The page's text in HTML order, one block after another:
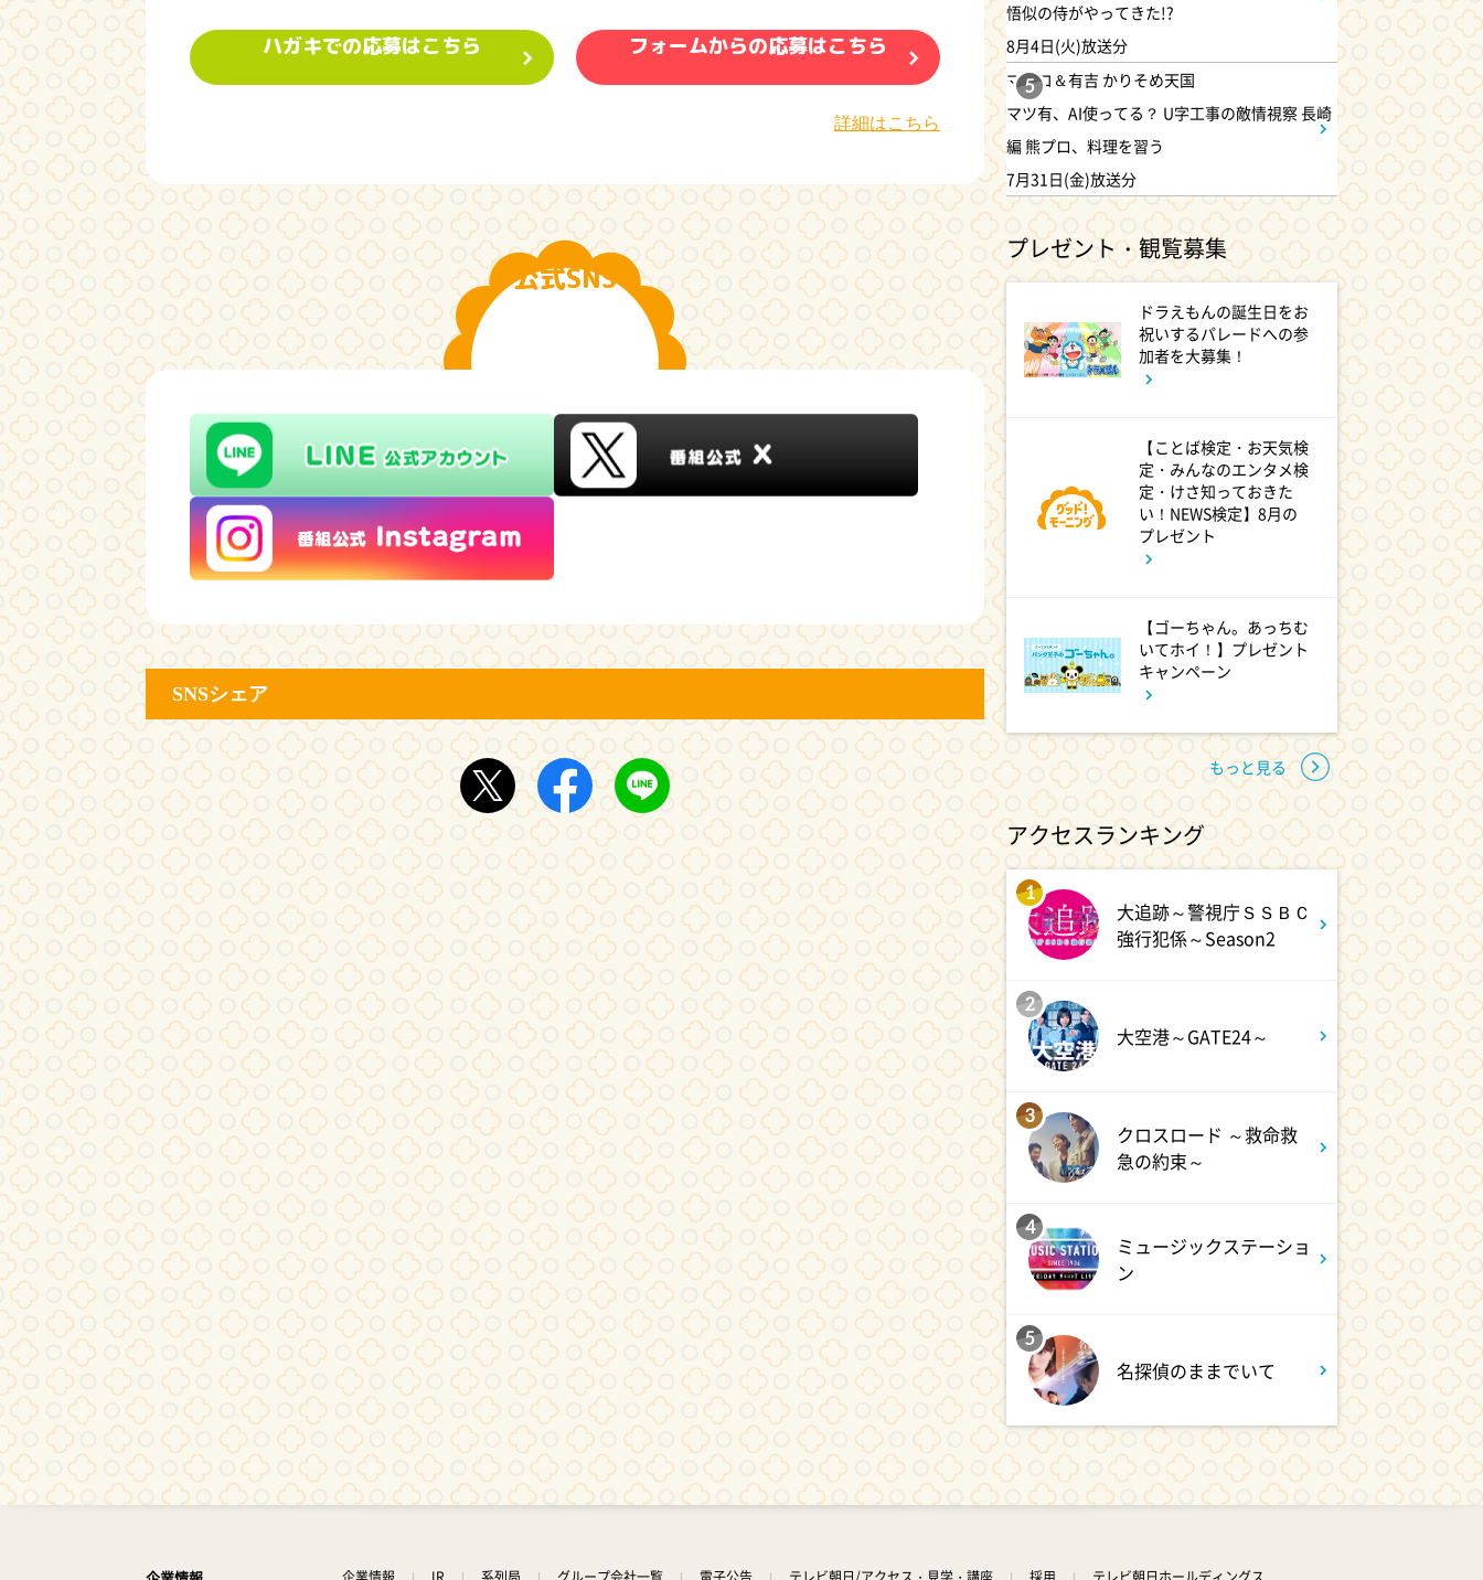
ハガキでの応募はこちら フォームからの応募はこちら
詳細はこちら
公式SNS
SNSシェア
1:15
あざとくて何が悪いの? 令和
最新!男女の出会いの場「相席
ラウンジ」に潜入調査!
深夜 1:50
テレ朝サマフェスナビ
深夜 1:52
深夜 1:57
KAWAIIってしてよ?
深夜 2:27
サクラミーツ 【強烈キャラ登
場】コロチキコント&オンリー
深夜 2:52
EBiDAN熱中!朝までBUDDiiS
深夜 3:17
ドンデコルテ銀次と弱者たちの
鍋会 傑作選
バスケW杯まであと1年 あの
歓喜をもう一度
深夜
ショッピングなう
悟似の侍がやってきた!?
8月4日(火)放送分
5
マツコ＆有吉 かりそめ天国
マツ有、AI使ってる？ U字工事の敵情視察 長崎
編 熊プロ、料理を習う
7月31日(金)放送分
プレゼント・観覧募集
ドラえもんの誕生日をお
祝いするパレードへの参
加者を大募集！
【ことば検定・お天気検
定・みんなのエンタメ検
定・けさ知っておきた
い！NEWS検定】8月の
プレゼント
【ゴーちゃん。あっちむ
いてホイ！】プレゼント
キャンペーン
もっと見る
アクセスランキング
1
大追跡～警視庁ＳＳＢＣ
強行犯係～Season2
2
大空港～GATE24～
3
クロスロード ～救命救
急の約束～
4
ミュージックステーショ
ン
5
名探偵のままでいて